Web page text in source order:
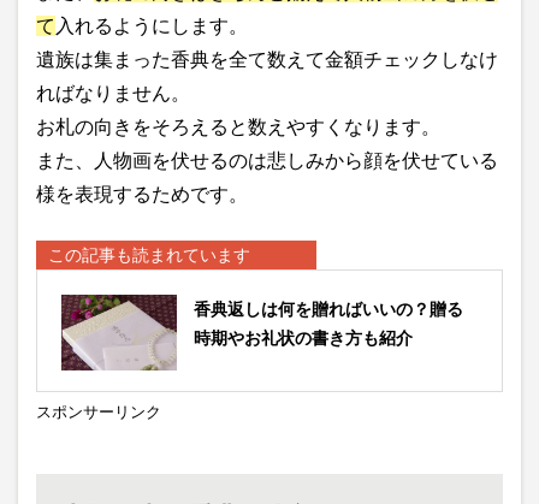
て 入れるようにします。
遺族は集まった香典を全て数えて金額チェックしなけ
ればなりません。
お札の向きをそろえると数えやすくなります。
また、人物画を伏せるのは悲しみから顔を伏せている
様を表現するためです。
この記事も読まれています
香典返しは何を贈ればいいの？贈る
時期やお礼状の書き方も紹介
スポンサーリンク